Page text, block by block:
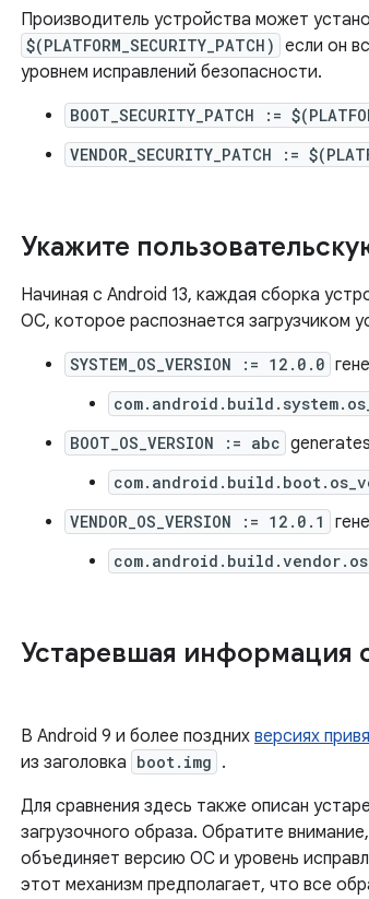
Производитель устройства может
$(PLATFORM_SECURITY_PATCH) если он
уровнем исправлений безопасности.
BOOT_SECURITY_PATCH :=
VENDOR_SECURITY_PATCH :=
Укажите
Начиная с Android 13, каждая сборка
ОС, которое распознается загрузчиком
SYSTEM_OS_VERSION := 12.0.0
BOOT_OS_VERSION := abc generates
VENDOR_OS_VERSION := 12.0.1
Устаревшая информация
В Android 9 и более поздних версиях
из заголовка boot.img .
Для сравнения здесь также описан
загрузочного образа. Обратите
объединяет версию ОС и уровень
этот механизм предполагает, что все